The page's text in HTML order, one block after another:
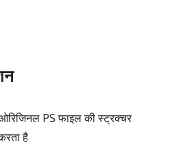
PS फाइल की स्ट्रक्चर
है